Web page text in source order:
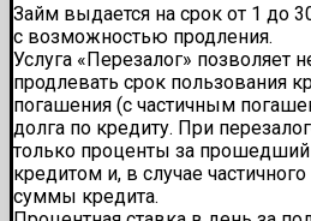
Займ выдается на срок от 1 до
с возможностью продления.
Услуга «Перезалог» позволяет
продлевать срок пользования
погашения (с частичным
долга по кредиту. При
только проценты за прошедший
кредитом и, в случае
суммы кредита.